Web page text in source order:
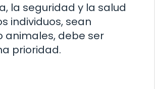
la seguridad y la salud
individuos, sean
animales, debe ser
prioridad.